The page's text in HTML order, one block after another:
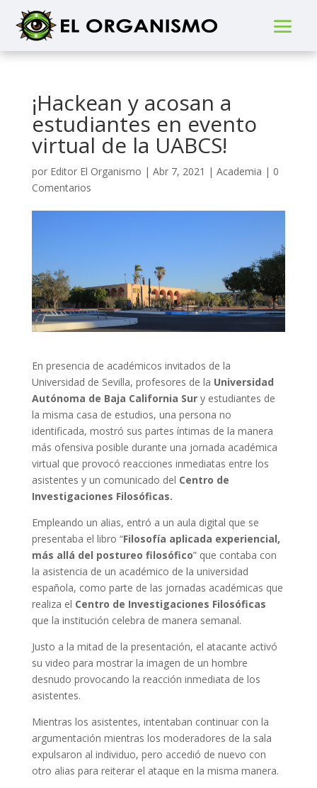
¡Hackean y acosan a
estudiantes en evento
virtual de la UABCS!
por Editor El Organismo | Abr 7, 2021 | Academia | 0
Comentarios
En presencia de académicos invitados de la
Universidad de Sevilla, profesores de la Universidad
Autónoma de Baja California Sury estudiantes de
la misma casa de estudios, una persona no
identificada, mostró sus partes íntimas de la manera
más ofensiva posible durante una jornada académica
virtual que provocó reacciones inmediatas entre los
asistentes y un comunicado del Centro de
Investigaciones Filosóficas.
Empleando un alias, entró a un aula digital que se
presentaba el libro “Filosofía aplicada experiencial,
más allá del postureo filosófico” que contaba con
la asistencia de un académico de la universidad
española, como parte de las jornadas académicas que
realiza el Centro de Investigaciones Filosóficas
que la institución celebra de manera semanal.
Justo a la mitad de la presentación, el atacante activó
su video para mostrar la imagen de un hombre
desnudo provocando la reacción inmediata de los
asistentes.
Mientras los asistentes, intentaban continuar con la
argumentación mientras los moderadores de la sala
expulsaron al individuo, pero accedió de nuevo con
otro alias para reiterar el ataque en la misma manera.